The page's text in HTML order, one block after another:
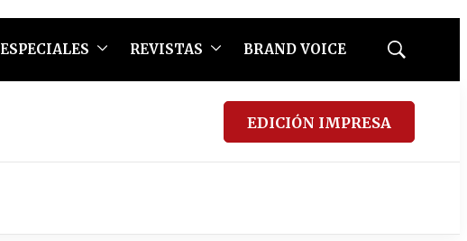
ESPECIALES REVISTAS BRAND VOICE
Mostrar
EDICIÓN IMPRESA